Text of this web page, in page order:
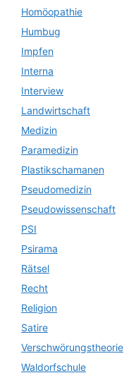
Homöopathie
Humbug
Impfen
Interna
Interview
Landwirtschaft
Medizin
Paramedizin
Plastikschamanen
Pseudomedizin
Pseudowissenschaft
PSI
Psirama
Rätsel
Recht
Religion
Satire
Verschwörungstheorie
Waldorfschule